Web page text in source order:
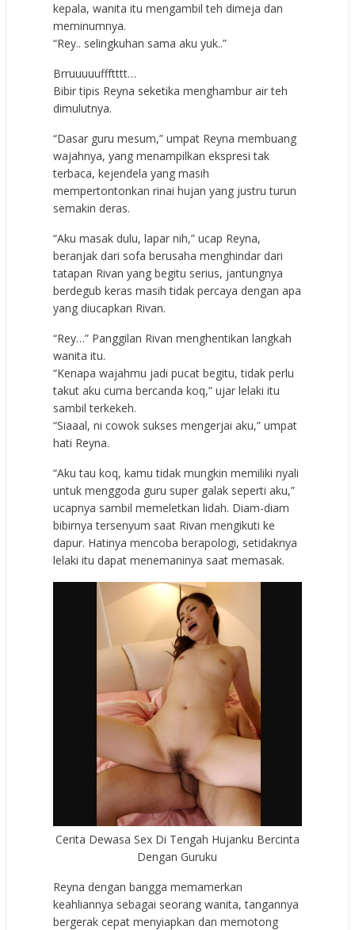
kepala, wanita itu mengambil teh dimeja dan
meminumnya.
“Rey.. selingkuhan sama aku yuk..”
Brruuuuuffftttt…
Bibir tipis Reyna seketika menghambur air teh
dimulutnya.
“Dasar guru mesum,” umpat Reyna membuang
wajahnya, yang menampilkan ekspresi tak
terbaca, kejendela yang masih
mempertontonkan rinai hujan yang justru turun
semakin deras.
“Aku masak dulu, lapar nih,” ucap Reyna,
beranjak dari sofa berusaha menghindar dari
tatapan Rivan yang begitu serius, jantungnya
berdegub keras masih tidak percaya dengan apa
yang diucapkan Rivan.
“Rey…” Panggilan Rivan menghentikan langkah
wanita itu.
“Kenapa wajahmu jadi pucat begitu, tidak perlu
takut aku cuma bercanda koq,” ujar lelaki itu
sambil terkekeh.
“Siaaal, ni cowok sukses mengerjai aku,” umpat
hati Reyna.
“Aku tau koq, kamu tidak mungkin memiliki nyali
untuk menggoda guru super galak seperti aku,”
ucapnya sambil memeletkan lidah. Diam-diam
bibirnya tersenyum saat Rivan mengikuti ke
dapur. Hatinya mencoba berapologi, setidaknya
lelaki itu dapat menemaninya saat memasak.
Cerita Dewasa Sex Di Tengah Hujanku Bercinta
Dengan Guruku
Reyna dengan bangga memamerkan
keahliannya sebagai seorang wanita, tangannya
bergerak cepat menyiapkan dan memotong